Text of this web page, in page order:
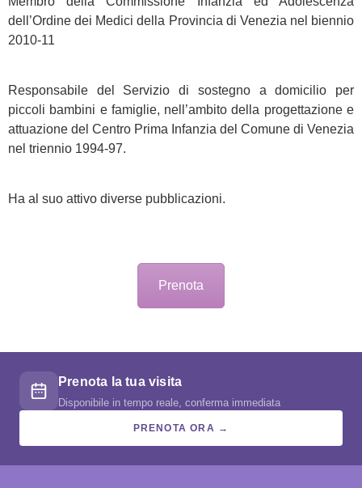
dell’Ordine dei Medici della Provincia di Venezia nel biennio
2010-11
Responsabile del Servizio di sostegno a domicilio per
piccoli bambini e famiglie, nell’ambito della progettazione e
attuazione del Centro Prima Infanzia del Comune di Venezia
nel triennio 1994-97.
Ha al suo attivo diverse pubblicazioni.
Prenota
Prenota la tua visita
Disponibile in tempo reale, conferma immediata
PRENOTA ORA →